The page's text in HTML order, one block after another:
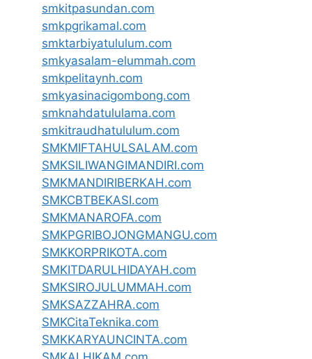
smkitpasundan.com
smkpgrikamal.com
smktarbiyatululum.com
smkyasalam-elummah.com
smkpelitaynh.com
smkyasinacigombong.com
smknahdatululama.com
smkitraudhatululum.com
SMKMIFTAHULSALAM.com
SMKSILIWANGIMANDIRI.com
SMKMANDIRIBERKAH.com
SMKCBTBEKASI.com
SMKMANAROFA.com
SMKPGRIBOJONGMANGU.com
SMKKORPRIKOTA.com
SMKITDARULHIDAYAH.com
SMKSIROJULUMMAH.com
SMKSAZZAHRA.com
SMKCitaTeknika.com
SMKKARYAUNCINTA.com